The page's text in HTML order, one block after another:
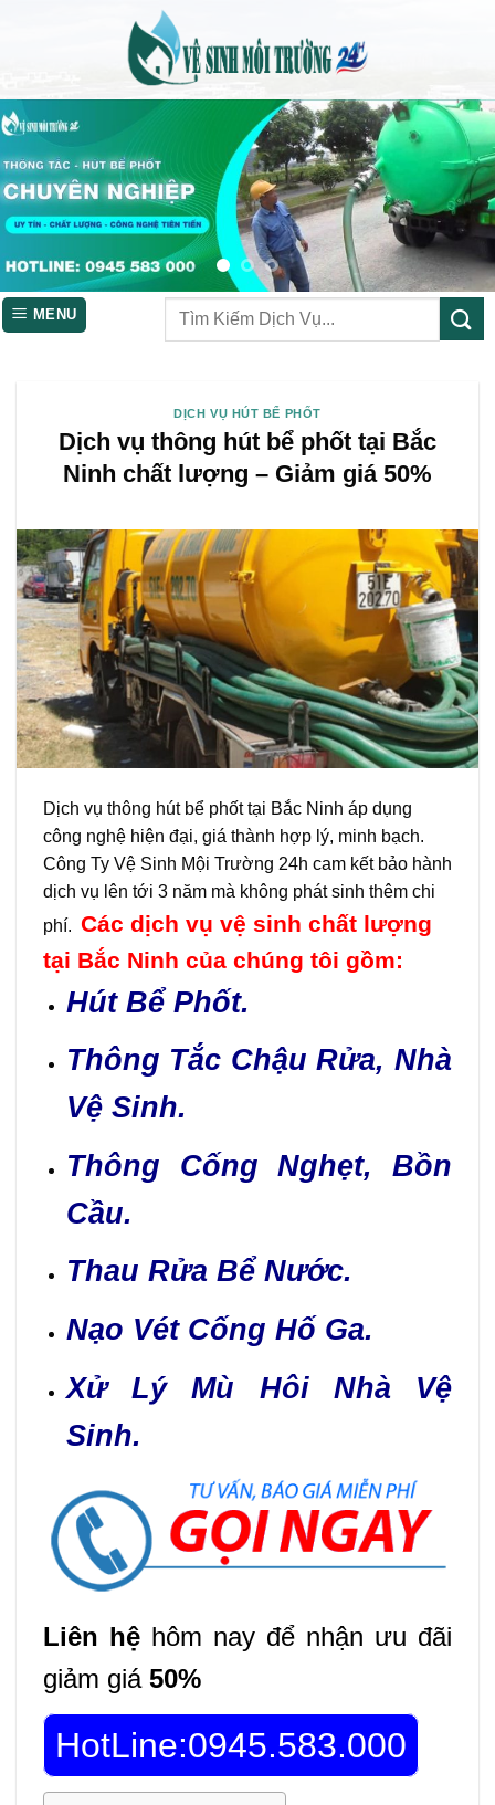
MENU
DỊCH VỤ HÚT BỂ PHỐT
Dịch vụ thông hút bể phốt tại Bắc
Ninh chất lượng – Giảm giá 50%
Dịch vụ thông hút bể phốt tại Bắc Ninh áp dụng
công nghệ hiện đại, giá thành hợp lý, minh bạch.
Công Ty Vệ Sinh Mội Trường 24h cam kết bảo hành
dịch vụ lên tới 3 năm mà không phát sinh thêm chi
phí. Các dịch vụ vệ sinh chất lượng
tại Bắc Ninh của chúng tôi gồm:
Hút Bể Phốt.
Thông Tắc Chậu Rửa, Nhà
Vệ Sinh.
Thông Cống Nghẹt, Bồn
Cầu.
Thau Rửa Bể Nước.
Nạo Vét Cống Hố Ga.
Xử Lý Mù Hôi Nhà Vệ
Sinh.
Liên hệ hôm nay để nhận ưu đãi
giảm giá 50%
HotLine:0945.583.000